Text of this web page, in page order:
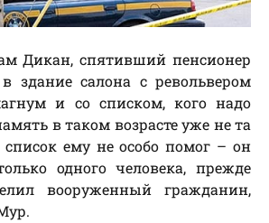
Дикан, спятивший пенсионер
здание салона с револьвером
и со списком, кого надо
в таком возрасте уже не та
ему не особо помог – он
одного человека, прежде
вооруженный гражданин,